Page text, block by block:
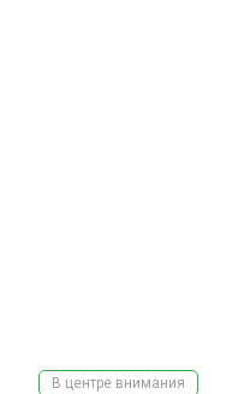
В центре внимания